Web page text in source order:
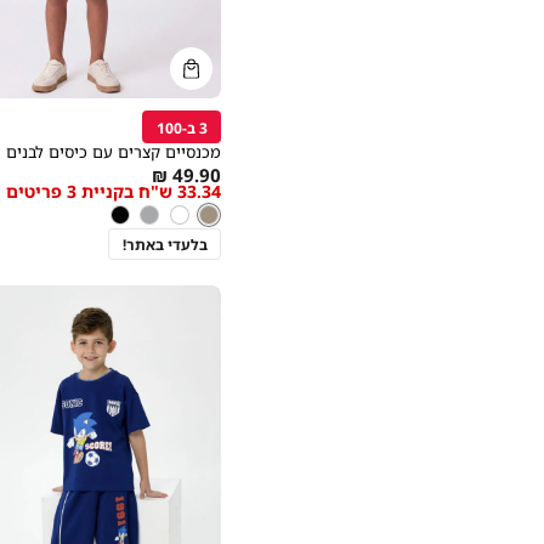
קנייה
מהירהColor
ניוד
הוספה
לסל
3 ב-100
מכנסיים קצרים עם כיסים לבנים
As
low
as
49.90 ₪
33.34 ש"ח בקניית 3 פריטים
צבע
ניוד
ניוד לבן אפורשחור
בלעדי באתר!